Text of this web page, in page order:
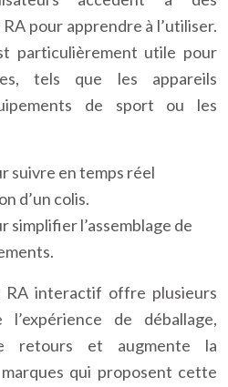
pour apprendre à l’utiliser.
particulièrement utile pour
tels que les appareils
de sport ou les
suivre en temps réel
d’un colis.
simplifier l’assemblage de
RA interactif offre plusieurs
de déballage,
retours et augmente la
qui proposent cette